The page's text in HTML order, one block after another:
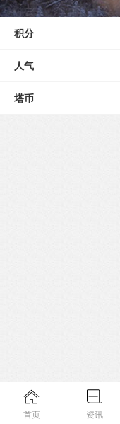
积分
人气
塔币
首页 资讯